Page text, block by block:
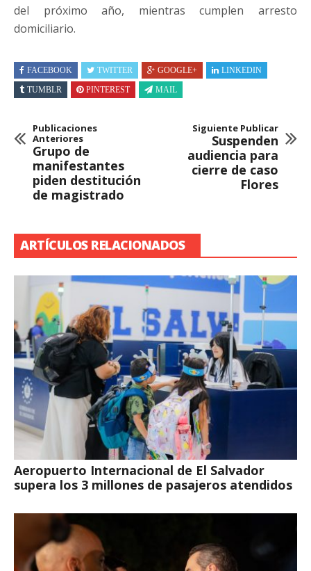
del próximo año, mientras cumplen arresto
domiciliario.
FACEBOOK TWITTER GOOGLE+
LINKEDIN
TUMBLR
PINTEREST MAIL
Publicaciones
Anteriores
Grupo de
manifestantes
piden destitución
de magistrado
Siguiente Publicar
Suspenden
audiencia para
cierre de caso
Flores
ARTÍCULOS RELACIONADOS
Aeropuerto Internacional de El Salvador
supera los 3 millones de pasajeros atendidos